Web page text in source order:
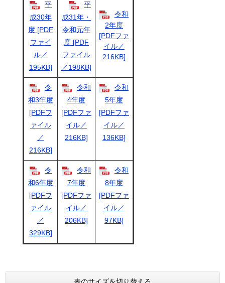
平
成30年
度 [PDF
ファイ
ル／
195KB]
平
成31年・
令和元年
度 [PDF
ファイル
／198KB]
令和
2年度
[PDFファ
イル／
216KB]
令
和3年度
[PDFフ
ァイル
／
216KB]
令和
4年度
[PDFファ
イル／
216KB]
令和
5年度
[PDFファ
イル／
136KB]
令
和6年度
[PDFフ
ァイル
／
329KB]
令和
7年度
[PDFファ
イル／
206KB]
令和
8年度
[PDFファ
イル／
97KB]